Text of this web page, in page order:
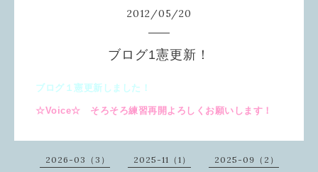
2012/05/20
ブログ1憲更新！
ブログ１憲更新しました！
☆Voice☆ そろそろ練習再開よろしくお願いします！
2026-03（3） 2025-11（1） 2025-09（2）